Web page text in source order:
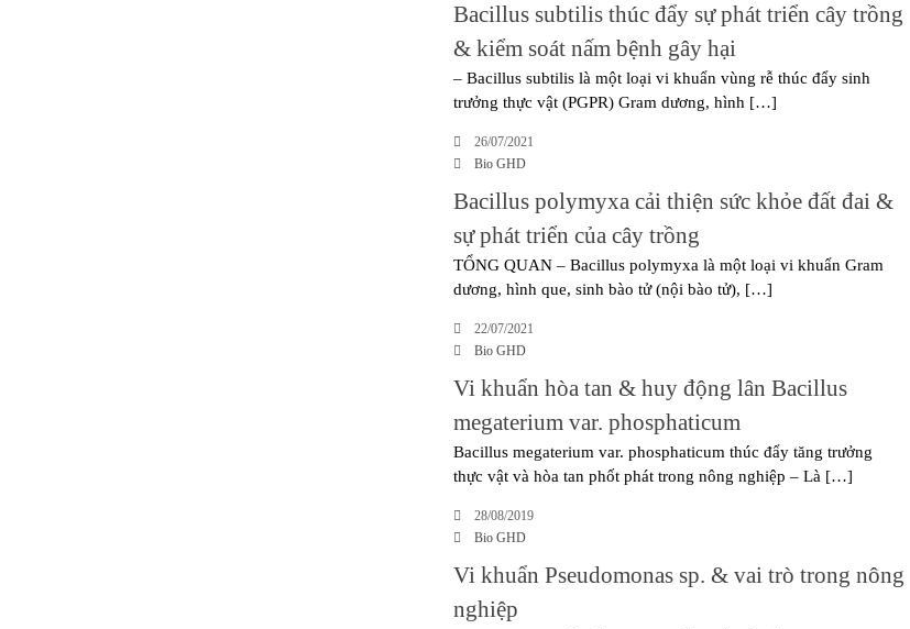
Bacillus subtilis thúc đẩy sự phát triển cây trồng
& kiểm soát nấm bệnh gây hại
– Bacillus subtilis là một loại vi khuẩn vùng rễ thúc đẩy sinh
trưởng thực vật (PGPR) Gram dương, hình […]
26/07/2021
Bio GHD
Bacillus polymyxa cải thiện sức khỏe đất đai &
sự phát triển của cây trồng
TỔNG QUAN – Bacillus polymyxa là một loại vi khuẩn Gram
dương, hình que, sinh bào tử (nội bào tử), […]
22/07/2021
Bio GHD
Vi khuẩn hòa tan & huy động lân Bacillus
megaterium var. phosphaticum
Bacillus megaterium var. phosphaticum thúc đẩy tăng trưởng
thực vật và hòa tan phốt phát trong nông nghiệp – Là […]
28/08/2019
Bio GHD
Vi khuẩn Pseudomonas sp. & vai trò trong nông
nghiệp